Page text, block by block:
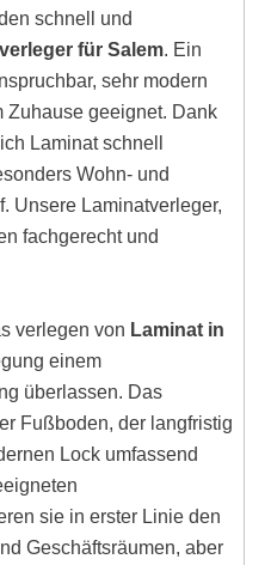
schnell und
für Salem. Ein
sehr modern
Zuhause geeignet. Dank
Laminat schnell
Wohn- und
Unsere Laminatverleger,
fachgerecht und
verlegen von Laminat in
einem
überlassen. Das
Fußboden, der langfristig
Lock umfassend
sie in erster Linie den
Geschäftsräumen, aber